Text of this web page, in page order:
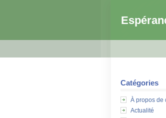
Catégories
À propos de
Actualité